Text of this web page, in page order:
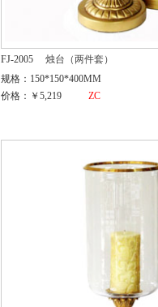
FJ-2005
烛台（两件套）
规格：150*150*400MM
价格：￥5,219
ZC